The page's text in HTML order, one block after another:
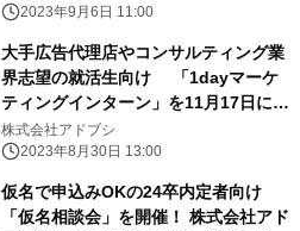
2023年9月6日 11:00
大手広告代理店やコンサルティング業
界志望の就活生向け 「1dayマーケ
ティングインターン」を11月17日に開
催！
株式会社アドブシ
2023年8月30日 13:00
仮名で申込みOKの24卒内定者向け
「仮名相談会」を開催！ 株式会社アド